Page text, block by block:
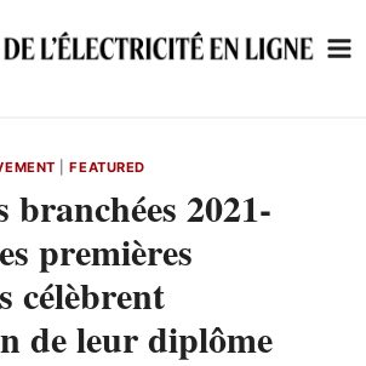
|FEATURED
branchées 2021-
premières
célèbrent
de leur diplôme